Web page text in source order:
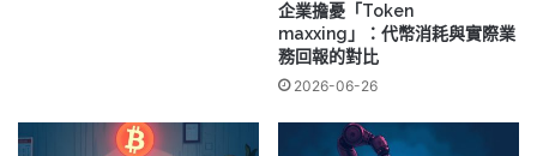
企業擔憂「Token
maxxing」：代幣消耗與實際業
務回報的對比
2026-06-26